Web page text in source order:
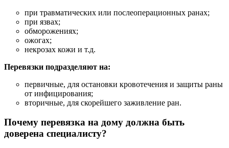
при травматических или послеоперационных ранах;
при язвах;
обморожениях;
ожогах;
некрозах кожи и т.д.
Перевязки подразделяют на:
первичные, для остановки кровотечения и защиты раны
от инфицирования;
вторичные, для скорейшего заживление ран.
Почему перевязка на дому должна быть
доверена специалисту?